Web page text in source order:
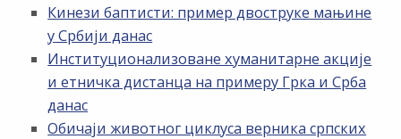
Кинези баптисти: пример двоструке мањине
у Србији данас
Институционализоване хуманитарне акције
и етничка дистанца на примеру Грка и Срба
данас
Обичаји животног циклуса верника српских